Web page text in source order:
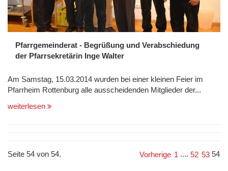
Pfarrgemeinderat - Begrüßung und Verabschiedung
der Pfarrsekretärin Inge Walter
Am Samstag, 15.03.2014 wurden bei einer kleinen Feier im
Pfarrheim Rottenburg alle ausscheidenden Mitglieder der...
weiterlesen
Seite 54 von 54. Vorherige 1 .... 52 53 54